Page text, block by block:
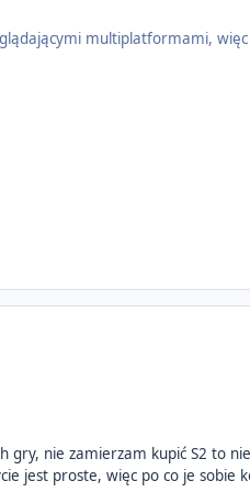
multiplatformami,
gry, nie zamierzam kupić S2 to
jest proste, więc po co je sobie